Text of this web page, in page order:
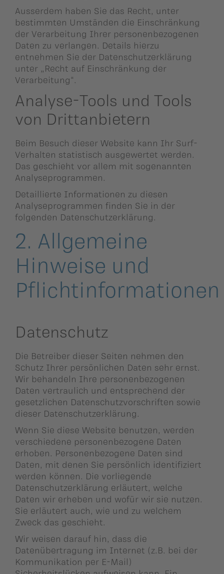
Ausserdem haben Sie das Recht, unter
bestimmten Umständen die Einschränkung
der Verarbeitung Ihrer personenbezogenen
Daten zu verlangen. Details hierzu
entnehmen Sie der Datenschutzerklärung
unter „Recht auf Einschränkung der
Verarbeitung“.
Analyse-Tools und Tools
von Drittanbietern
Beim Besuch dieser Website kann Ihr Surf-
Verhalten statistisch ausgewertet werden.
Das geschieht vor allem mit sogenannten
Analyseprogrammen.
Detaillierte Informationen zu diesen
Analyseprogrammen finden Sie in der
folgenden Datenschutzerklärung.
2. Allgemeine
Hinweise und
Pflichtinformationen
Datenschutz
Die Betreiber dieser Seiten nehmen den
Schutz Ihrer persönlichen Daten sehr ernst.
Wir behandeln Ihre personenbezogenen
Daten vertraulich und entsprechend der
gesetzlichen Datenschutzvorschriften sowie
dieser Datenschutzerklärung.
Wenn Sie diese Website benutzen, werden
verschiedene personenbezogene Daten
erhoben. Personenbezogene Daten sind
Daten, mit denen Sie persönlich identifiziert
werden können. Die vorliegende
Datenschutzerklärung erläutert, welche
Daten wir erheben und wofür wir sie nutzen.
Sie erläutert auch, wie und zu welchem
Zweck das geschieht.
Wir weisen darauf hin, dass die
Datenübertragung im Internet (z.B. bei der
Kommunikation per E-Mail)